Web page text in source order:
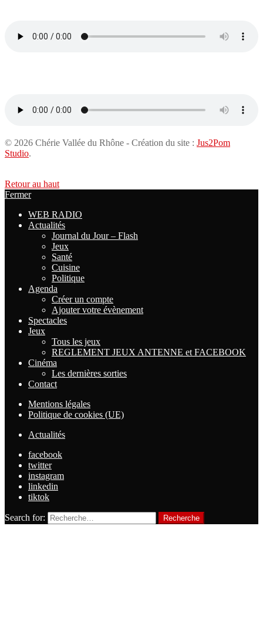
© 2026 Chérie Vallée du Rhône - Création du site : Jus2Pom
Studio.
Retour au haut
Fermer
WEB RADIO
Actualités
Journal du Jour – Flash
Jeux
Santé
Cuisine
Politique
Agenda
Créer un compte
Ajouter votre évènement
Spectacles
Jeux
Tous les jeux
REGLEMENT JEUX ANTENNE et FACEBOOK
Cinéma
Les dernières sorties
Contact
Mentions légales
Politique de cookies (UE)
Actualités
facebook
twitter
instagram
linkedin
tiktok
Search for: Recherche